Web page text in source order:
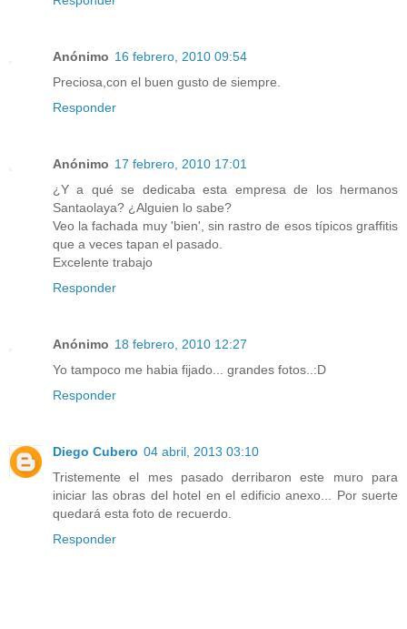
Anónimo 16 febrero, 2010 09:54
Preciosa,con el buen gusto de siempre.
Responder
Anónimo 17 febrero, 2010 17:01
¿Y a qué se dedicaba esta empresa de los hermanos
Santaolaya? ¿Alguien lo sabe?
Veo la fachada muy 'bien', sin rastro de esos típicos graffitis
que a veces tapan el pasado.
Excelente trabajo
Responder
Anónimo 18 febrero, 2010 12:27
Yo tampoco me habia fijado... grandes fotos..:D
Responder
Diego Cubero 04 abril, 2013 03:10
Tristemente el mes pasado derribaron este muro para
iniciar las obras del hotel en el edificio anexo... Por suerte
quedará esta foto de recuerdo.
Responder